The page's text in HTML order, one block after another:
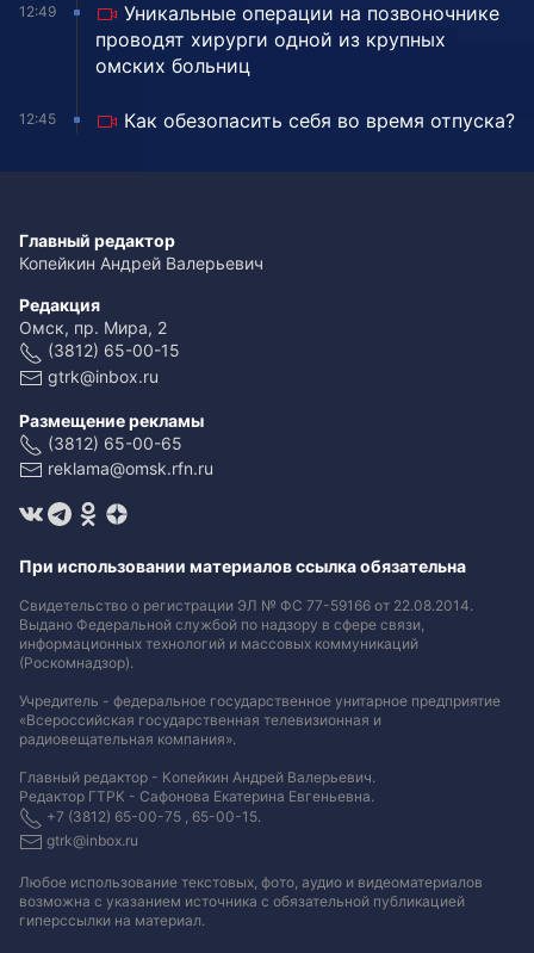
12:49
Уникальные операции на позвоночнике
проводят хирурги одной из крупных
омских больниц
12:45 Как обезопасить себя во время отпуска?
Главный редактор
Копейкин Андрей Валерьевич
Редакция
Омск, пр. Мира, 2
(3812) 65-00-15
gtrk@inbox.ru
Размещение рекламы
(3812) 65-00-65
reklama@omsk.rfn.ru
При использовании материалов ссылка обязательна
Свидетельство о регистрации ЭЛ № ФС 77-59166 от 22.08.2014.
Выдано Федеральной службой по надзору в сфере связи,
информационных технологий и массовых коммуникаций
(Роскомнадзор).
Учредитель - федеральное государственное унитарное предприятие
«Всероссийская государственная телевизионная и
радиовещательная компания».
Главный редактор - Копейкин Андрей Валерьевич.
Редактор ГТРК - Сафонова Екатерина Евгеньевна.
+7 (3812) 65-00-75 , 65-00-15.
gtrk@inbox.ru
Любое использование текстовых, фото, аудио и видеоматериалов
возможна с указанием источника с обязательной публикацией
гиперссылки на материал.